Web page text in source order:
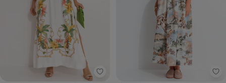
Farm - Vestido Cropped